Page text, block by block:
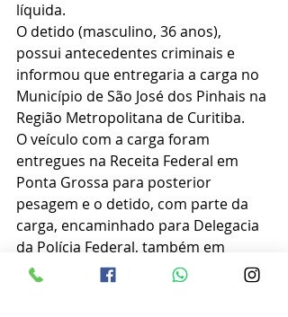
líquida.
O detido (masculino, 36 anos),
possui antecedentes criminais e
informou que entregaria a carga no
Município de São José dos Pinhais na
Região Metropolitana de Curitiba.
O veículo com a carga foram
entregues na Receita Federal em
Ponta Grossa para posterior
pesagem e o detido, com parte da
carga, encaminhado para Delegacia
da Polícia Federal, também em
Ponta Grossa onde responderá por